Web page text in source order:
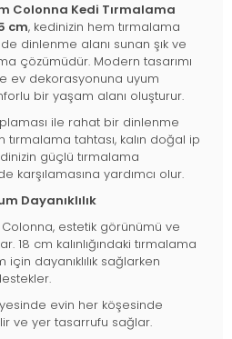
Colonna Kedi Tırmalama
cm, kedinizin hem tırmalama
dinlenme alanı sunan şık ve
çözümüdür. Modern tasarımı
ev dekorasyonuna uyum
bir yaşam alanı oluşturur.
ile rahat bir dinlenme
tahtası, kalın doğal ip
güçlü tırmalama
karşılamasına yardımcı olur.
Dayanıklılık
estetik görünümü ve
18 cm kalınlığındaki tırmalama
için dayanıklılık sağlarken
evin her köşesinde
ve yer tasarrufu sağlar.